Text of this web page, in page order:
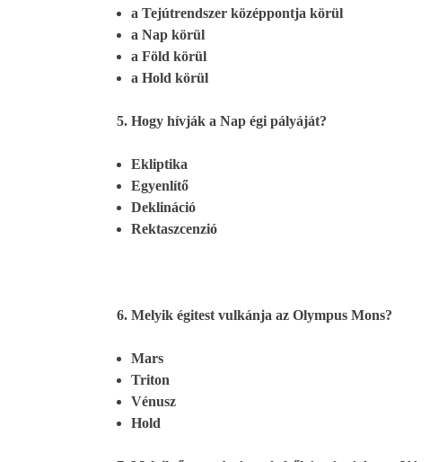
a Tejútrendszer középpontja körül
a Nap körül
a Föld körül
a Hold körül
Hogy hívják a Nap égi pályáját?
Ekliptika
Egyenlítő
Deklináció
Rektaszcenzió
Melyik égitest vulkánja az Olympus Mons?
Mars
Triton
Vénusz
Hold